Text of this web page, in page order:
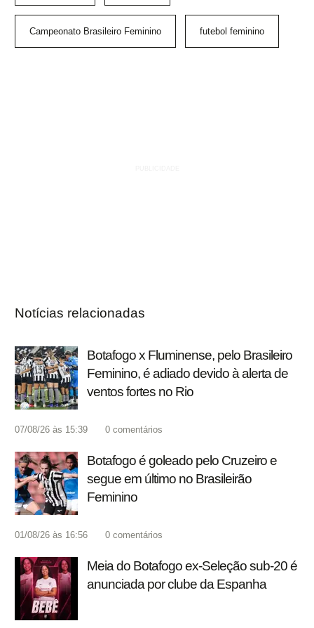
Campeonato Brasileiro Feminino futebol feminino
Notícias relacionadas
Botafogo x Fluminense, pelo Brasileiro
Feminino, é adiado devido à alerta de
ventos fortes no Rio
07/08/26 às 15:39 0 comentários
Botafogo é goleado pelo Cruzeiro e
segue em último no Brasileirão
Feminino
01/08/26 às 16:56 0 comentários
Meia do Botafogo ex-Seleção sub-20 é
anunciada por clube da Espanha